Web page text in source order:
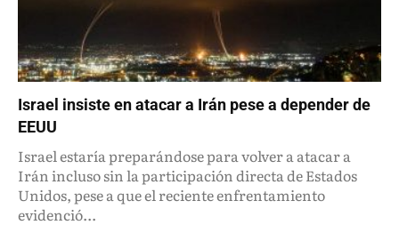
Israel insiste en atacar a Irán pese a depender de
EEUU
Israel estaría preparándose para volver a atacar a
Irán incluso sin la participación directa de Estados
Unidos, pese a que el reciente enfrentamiento
evidenció...